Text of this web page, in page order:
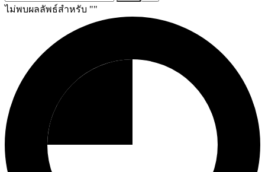
ไม่พบผลลัพธ์สำหรับ ""